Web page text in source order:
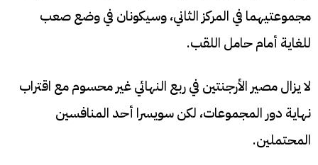
مجموعتيهما في المركز الثاني، وسيكونان في وضع صعب
للغاية أمام حامل اللقب.
لا يزال مصير الأرجنتين في ربع النهائي غير محسوم مع اقتراب
نهاية دور المجموعات، لكن سويسرا أحد المنافسين
المحتملين.